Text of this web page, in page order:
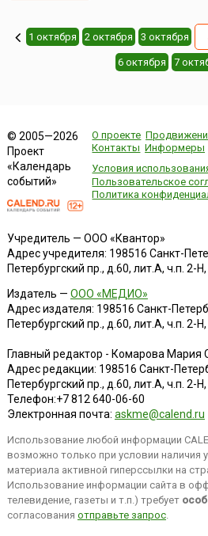
1 октября 2 октября 3 октября
6 октября 7
© 2005—2026
Проект
«Календарь
событий»
О проекте
Контакты Информеры
Условия
Пользовательское
Политика
Учредитель — ООО «Квантор»
Адрес учредителя: 198516 Санкт-
Петербургский пр., д.60, лит.А, ч.п. 2-
Издатель — ООО «МЕДИО»
Адрес издателя: 198516 Санкт-
Петербургский пр., д.60, лит.А, ч.п. 2-
Главный редактор - Комарова Мария
Адрес редакции: 198516 Санкт-
Петербургский пр., д.60, лит.А, ч.п. 2-
Телефон:+7 812 640-06-60
Электронная почта: askme@calend.ru
Использование любой информации
возможно только при условии наличия
материала активной гиперссылки на
Использование информации сайта в
телевидение, газеты и т.п.) требует
согласования отправьте запрос.